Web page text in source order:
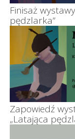
Finisaż
pędzlarka”
Zapowiedź
„Latająca